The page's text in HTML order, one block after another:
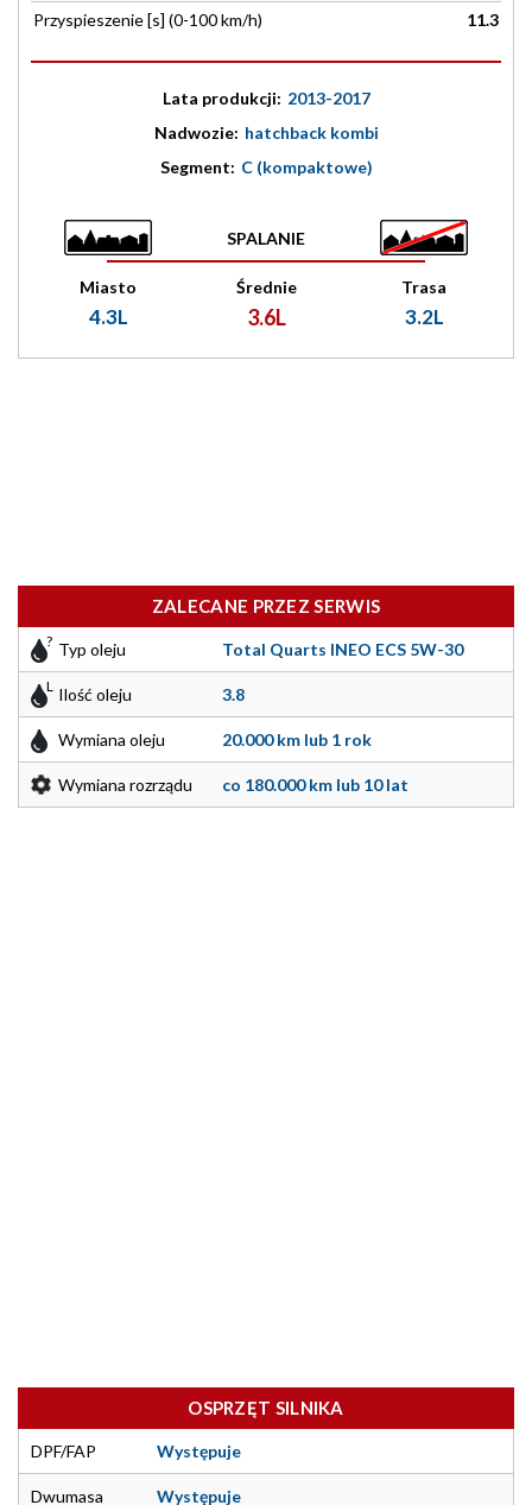
Przyspieszenie [s] (0-100 km/h)
11.3
Lata produkcji: 2013-2017
Nadwozie: hatchback kombi
Segment: C (kompaktowe)
SPALANIE
Miasto
4.3L
Średnie
3.6L
Trasa
3.2L
ZALECANE PRZEZ SERWIS
Typ oleju Total Quarts INEO ECS 5W-30
Ilość oleju 3.8
Wymiana oleju 20.000 km lub 1 rok
Wymiana rozrządu co 180.000 km lub 10 lat
OSPRZĘT SILNIKA
DPF/FAP Występuje
Dwumasa Występuje